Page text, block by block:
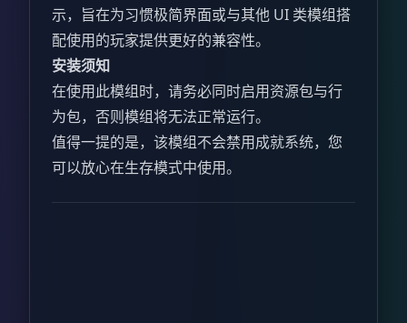
示，旨在为习惯极简界面或与其他 UI 类模组搭
配使用的玩家提供更好的兼容性。
安装须知
在使用此模组时，请务必同时启用资源包与行
为包，否则模组将无法正常运行。
值得一提的是，该模组不会禁用成就系统，您
可以放心在生存模式中使用。